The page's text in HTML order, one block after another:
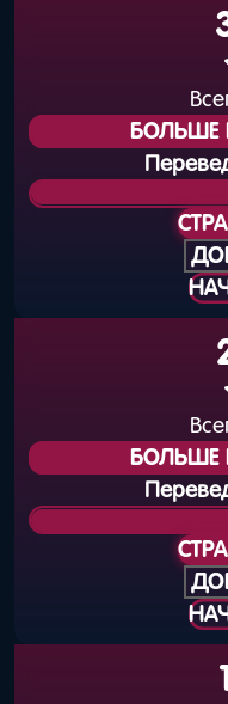
Статус
Общая
Дата выхода
(книга):
(цифра):
Объём тома:
ISBN книги:
Статус
Общая
Дата выхода
(книга):